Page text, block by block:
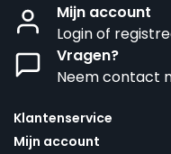
Mijn account
Login of
Vragen?
Neem contact
Klantenservice
Mijn account